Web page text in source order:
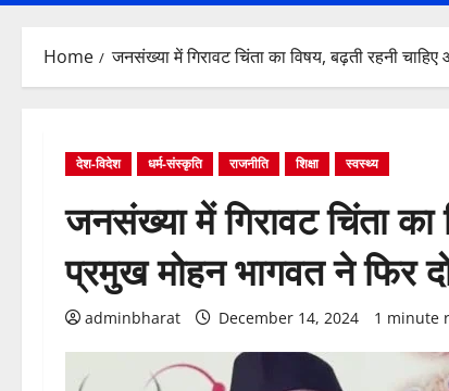
Home जनसंख्या में गिरावट चिंता का विषय, बढ़ती रहनी चाहिए
देश-विदेश धर्म-संस्कृति राजनीति शिक्षा स्वस्थ्य
जनसंख्या में गिरावट चिंता का
प्रमुख मोहन भागवत ने फिर
adminbharat December 14, 2024 1 minute